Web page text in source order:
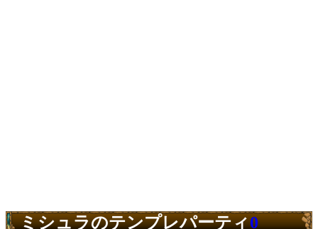
ミシュラのテンプレパーティ0